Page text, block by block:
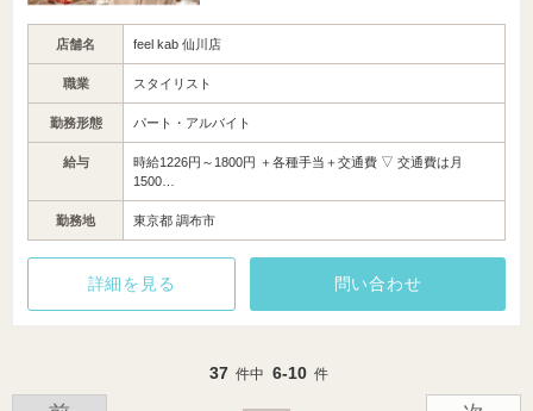
店舗名 feel kab 仙川店
職業 スタイリスト
勤務形態 パート・アルバイト
給与
時給1226円～1800円 ＋各種手当＋交通費 ▽ 交通費は月
1500…
勤務地 東京都 調布市
詳細を見る 問い合わせ
37 件中 6-10 件